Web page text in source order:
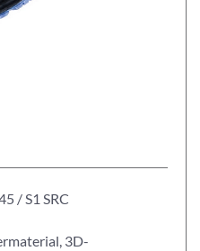
/ S1 SRC
3D-